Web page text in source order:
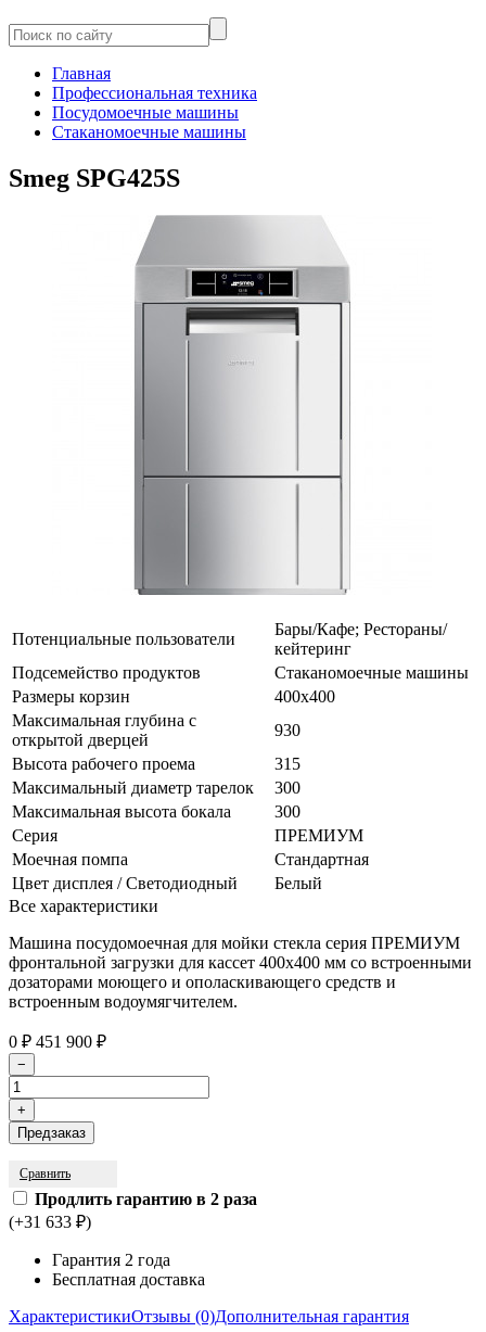
Главная
Профессиональная техника
Посудомоечные машины
Стаканомоечные машины
Smeg SPG425S
Потенциальные пользователи
Бары/Кафе; Рестораны/
кейтеринг
Подсемейство продуктов
Стаканомоечные машины
Размеры корзин
400x400
Максимальная глубина с
открытой дверцей
930
Высота рабочего проема
315
Максимальный диаметр тарелок
300
Максимальная высота бокала
300
Серия
ПРЕМИУМ
Моечная помпа
Стандартная
Цвет дисплея / Светодиодный
Белый
Все характеристики
Машина посудомоечная для мойки стекла серия ПРЕМИУМ
фронтальной загрузки для кассет 400х400 мм со встроенными
дозаторами моющего и ополаскивающего средств и
встроенным водоумягчителем.
0 ₽ 451 900 ₽
Сравнить
Продлить гарантию в 2 раза
(+31 633 ₽)
Гарантия 2 года
Бесплатная доставка
ХарактеристикиОтзывы (0)Дополнительная гарантия